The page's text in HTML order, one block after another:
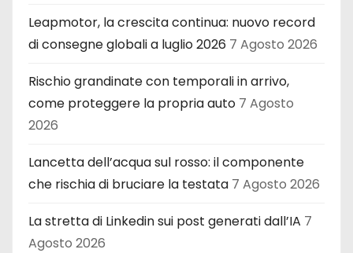
Leapmotor, la crescita continua: nuovo record
di consegne globali a luglio 2026 7 Agosto 2026
Rischio grandinate con temporali in arrivo,
come proteggere la propria auto 7 Agosto
2026
Lancetta dell’acqua sul rosso: il componente
che rischia di bruciare la testata 7 Agosto 2026
La stretta di Linkedin sui post generati dall’IA 7
Agosto 2026